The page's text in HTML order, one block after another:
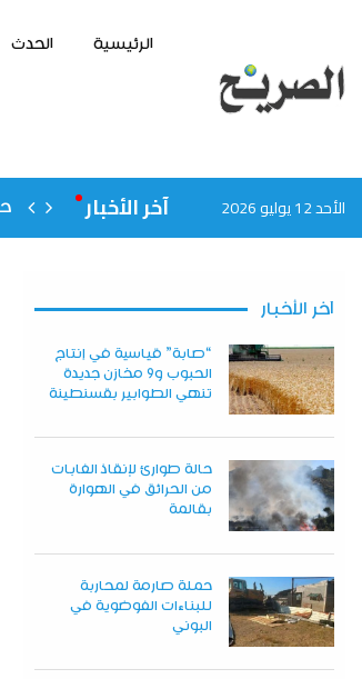
الرئيسية الحدث
الأحد 12 يوليو 2026 آخر الأخبار
آخر الأخبار
“صابة” قياسية في إنتاج
الحبوب و9 مخازن جديدة
تنهي الطوابير بقسنطينة
حالة طوارئ لإنقاذ الغابات
من الحرائق في الهوارة
بقالمة
حملة صارمة لمحاربة
للبناءات الفوضوية في
البوني